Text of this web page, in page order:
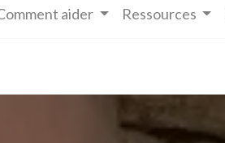
aider Ressources